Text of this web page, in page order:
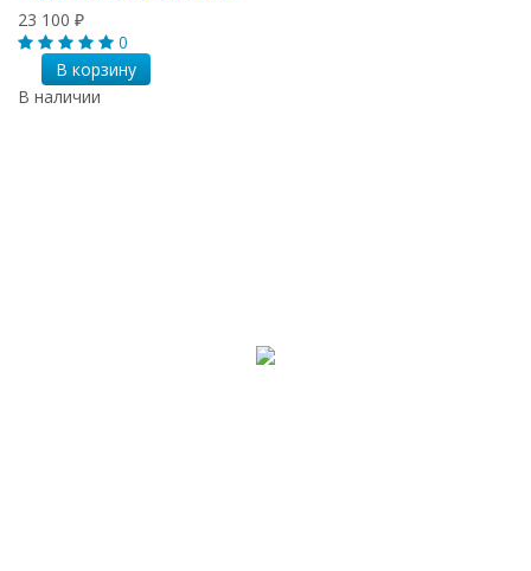
23 100 ₽
0
В корзину
В наличии